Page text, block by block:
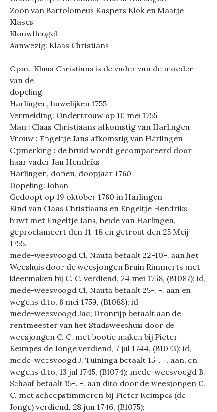
Zoon van Bartolomeus Kaspers Klok en Maatje
Klases
Klouwfleugel
Aanwezig: Klaas Christians
Opm.: Klaas Christians is de vader van de moeder
van de
dopeling
Harlingen, huwelijken 1755
Vermelding: Ondertrouw op 10 mei 1755
Man : Claas Christiaans afkomstig van Harlingen
Vrouw : Engeltje Jans afkomstig van Harlingen
Opmerking : de bruid wordt gecompareerd door
haar vader Jan Hendriks
Harlingen, dopen, doopjaar 1760
Dopeling: Johan
Gedoopt op 19 oktober 1760 in Harlingen
Kind van Claas Christiaans en Engeltje Hendriks
huwt met Engeltje Jans, beide van Harlingen,
geproclameert den 11-18 en getrout den 25 Meij
1755.
mede-weesvoogd Cl. Nauta betaalt 22-10-. aan het
Weeshuis door de weesjongen Bruin Rimmerts met
kleermaken bij C. C. verdiend, 24 mei 1758, (B1087); id,
mede-weesvoogd Cl. Nauta betaalt 25-. -. aan en
wegens dito, 8 mei 1759, (B1088); id.
mede-weesvoogd Jac; Dronrijp betaalt aan de
rentmeester van het Stadsweeshuis door de
weesjongen C. C. met bootie maken bij Pieter
Keimpes de Jonge verdiend, 7 jul 1744, (B1073); id,
mede-weesvoogd J. Tuininga betaalt 15-. -. aan, en
wegens dito, 13 jul 1745, (B1074); mede-weesvoogd B.
Schaaf betaalt 15-. -. aan dito door de weesjongen C.
C. met scheepstimmeren bij Pieter Keimpes (de
Jonge) verdiend, 28 jun 1746, (B1075);